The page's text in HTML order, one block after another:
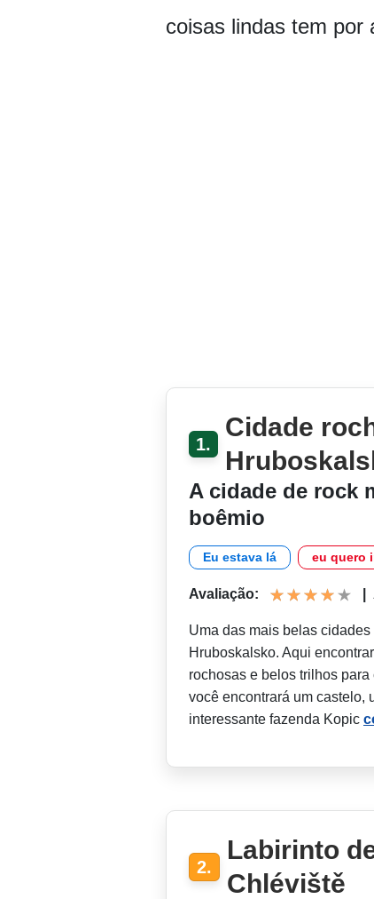
coisas lindas tem por
1.
Cidade
A cidade de rock
boêmio
Eu estava lá eu quero
Avaliação:
Uma das mais belas
Hruboskalsko. Aqui
rochosas e belos trilhos
você encontrará um castelo,
interessante fazenda Kopic
2.
Labirinto
Chléviště